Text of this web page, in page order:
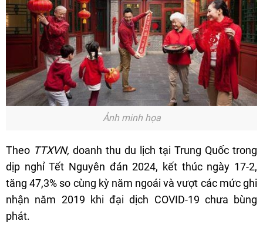
Ảnh minh họa
Theo TTXVN, doanh thu du lịch tại Trung Quốc trong
dịp nghỉ Tết Nguyên đán 2024, kết thúc ngày 17-2,
tăng 47,3% so cùng kỳ năm ngoái và vượt các mức ghi
nhận năm 2019 khi đại dịch COVID-19 chưa bùng
phát.